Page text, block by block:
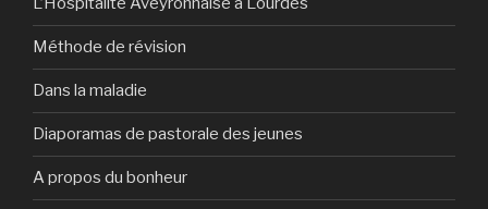
Méthode de révision
Dans la maladie
Diaporamas de pastorale des jeunes
A propos du bonheur